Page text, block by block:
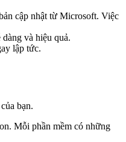
cập nhật từ Microsoft. Việc
và hiệu quả.
lập tức.
bạn.
Mỗi phần mềm có những